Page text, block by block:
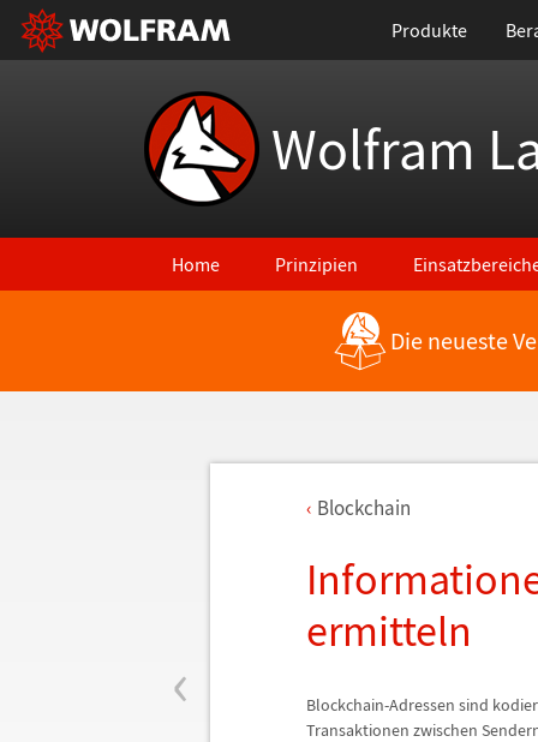
Produkte
Wolfram
Home Prinzipien
Die neueste
‹
Blockchain
ermitteln
Blockchain-Adressen sind
Transaktionen zwischen